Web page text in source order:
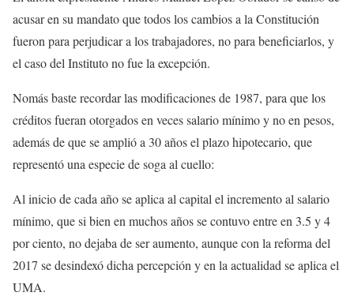
acusar en su mandato que todos los cambios a la Constitución
fueron para perjudicar a los trabajadores, no para beneficiarlos, y
el caso del Instituto no fue la excepción.
Nomás baste recordar las modificaciones de 1987, para que los
créditos fueran otorgados en veces salario mínimo y no en pesos,
además de que se amplió a 30 años el plazo hipotecario, que
representó una especie de soga al cuello:
Al inicio de cada año se aplica al capital el incremento al salario
mínimo, que si bien en muchos años se contuvo entre en 3.5 y 4
por ciento, no dejaba de ser aumento, aunque con la reforma del
2017 se desindexó dicha percepción y en la actualidad se aplica el
UMA.